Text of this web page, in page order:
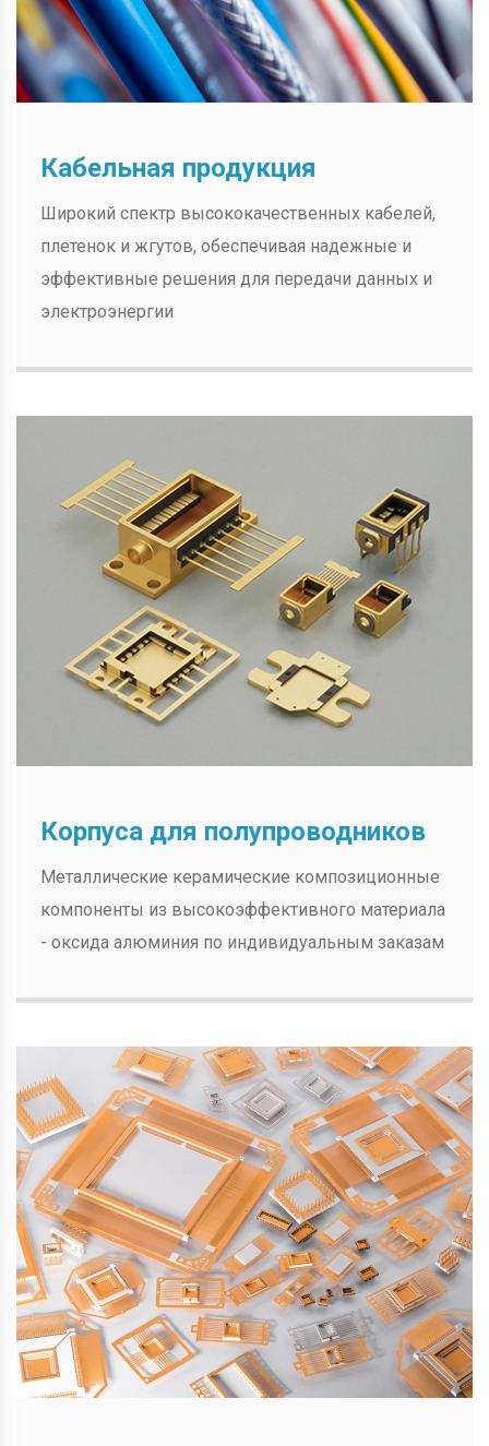
Кабельная продукция
Широкий спектр высококачественных кабелей,
плетенок и жгутов, обеспечивая надежные и
эффективные решения для передачи данных и
электроэнергии
Корпуса для полупроводников
Металлические керамические композиционные
компоненты из высокоэффективного материала
- оксида алюминия по индивидуальным заказам